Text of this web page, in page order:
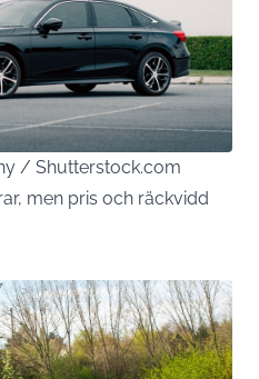
/ Shutterstock.com
men pris och räckvidd